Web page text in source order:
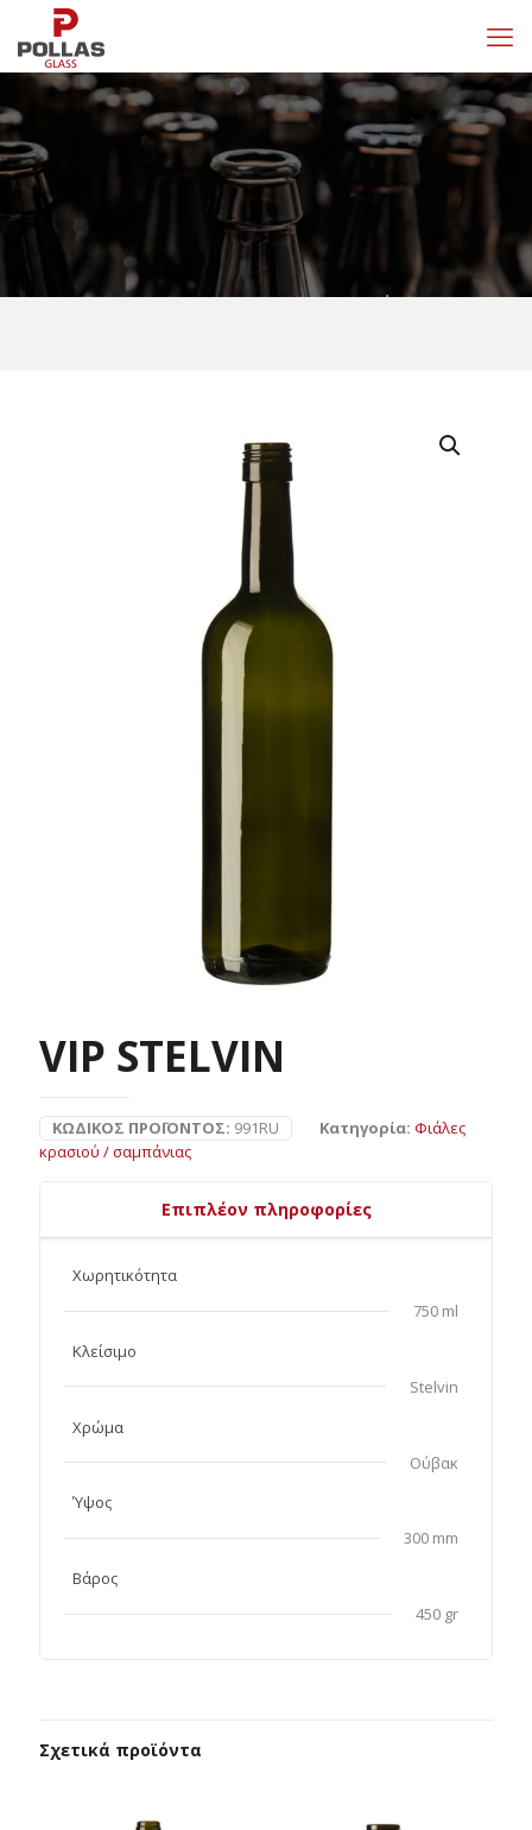
VIP STELVIN
ΚΩΔΙΚΌΣ ΠΡΟΪΌΝΤΟΣ: 991RU Κατηγορία: Φιάλες
κρασιού / σαμπάνιας
Επιπλέον πληροφορίες
Χωρητικότητα
750 ml
Κλείσιμο
Stelvin
Χρώμα
Ούβακ
Ύψος
300 mm
Βάρος
450 gr
Σχετικά προϊόντα